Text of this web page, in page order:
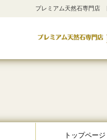
プレミアム天然石専門店
トップページ